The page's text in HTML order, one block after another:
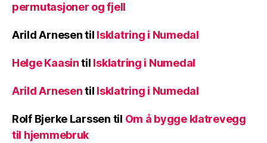
permutasjoner og fjell
Arild Arnesentil Isklatring i Numedal
Helge Kaasintil Isklatring i Numedal
Arild Arnesentil Isklatring i Numedal
Rolf Bjerke Larssen til Om å bygge klatrevegg
til hjemmebruk